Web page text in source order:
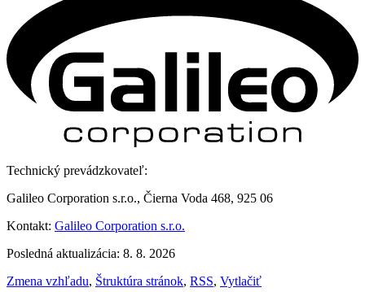
Technický prevádzkovateľ:
Galileo Corporation s.r.o., Čierna Voda 468, 925 06
Kontakt: Galileo Corporation s.r.o.
Posledná aktualizácia: 8. 8. 2026
Zmena vzhľadu, Štruktúra stránok, RSS, Vytlačiť